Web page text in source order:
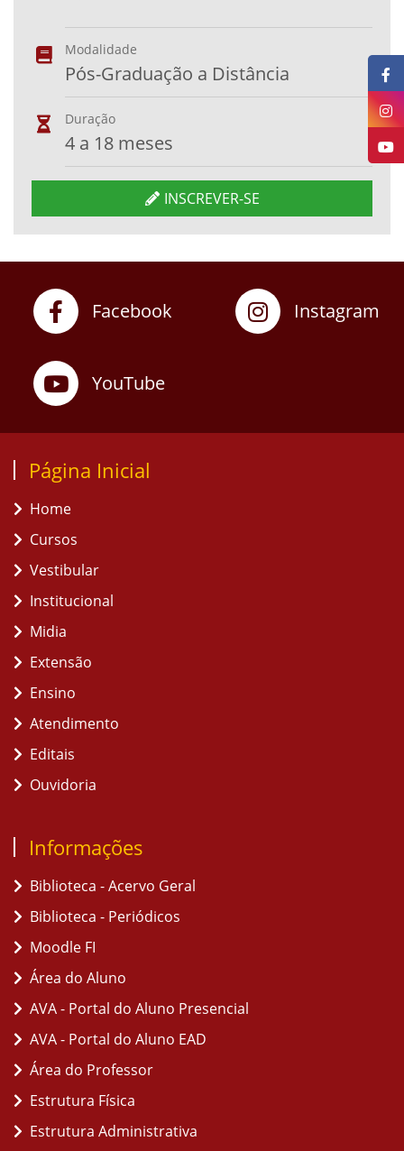
Modalidade
Pós-Graduação a Distância
Duração
4 a 18 meses
INSCREVER-SE
Facebook Instagram
YouTube
Página Inicial
Home
Cursos
Vestibular
Institucional
Midia
Extensão
Ensino
Atendimento
Editais
Ouvidoria
Informações
Biblioteca - Acervo Geral
Biblioteca - Periódicos
Moodle FI
Área do Aluno
AVA - Portal do Aluno Presencial
AVA - Portal do Aluno EAD
Área do Professor
Estrutura Física
Estrutura Administrativa